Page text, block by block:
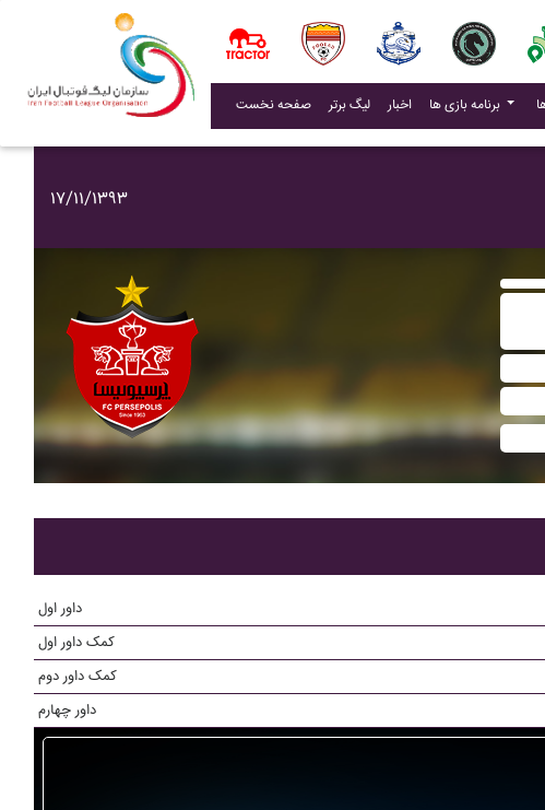
صفحه نخست لیگ برتر اخبار(current) برنامه بازی ها
۱۷/۱۱/۱۳۹۳
داور اول
کمک داور اول
کمک داور دوم
داور چهارم